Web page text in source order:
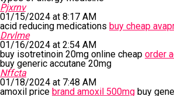
Pjxrnv
01/15/2024 at 8:17 AM
acid reducing medications buy cheap
Drvlme
01/16/2024 at 2:54 AM
buy isotretinoin 20mg online cheap order
buy generic accutane 20mg
Nffcta
01/18/2024 at 7:48 AM
amoxil price brand amoxil 500mg buy